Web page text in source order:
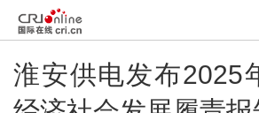
淮安供电发布2025